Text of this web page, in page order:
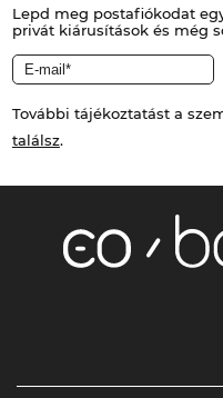
Lepd meg postafiókodat
privát kiárusítások és még
További tájékoztatást a
találsz.